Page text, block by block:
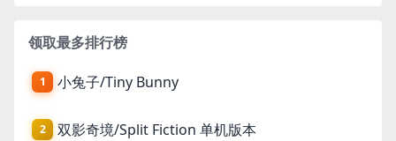
领取最多排行榜
1 小兔子/Tiny Bunny
2 双影奇境/Split Fiction 单机版本